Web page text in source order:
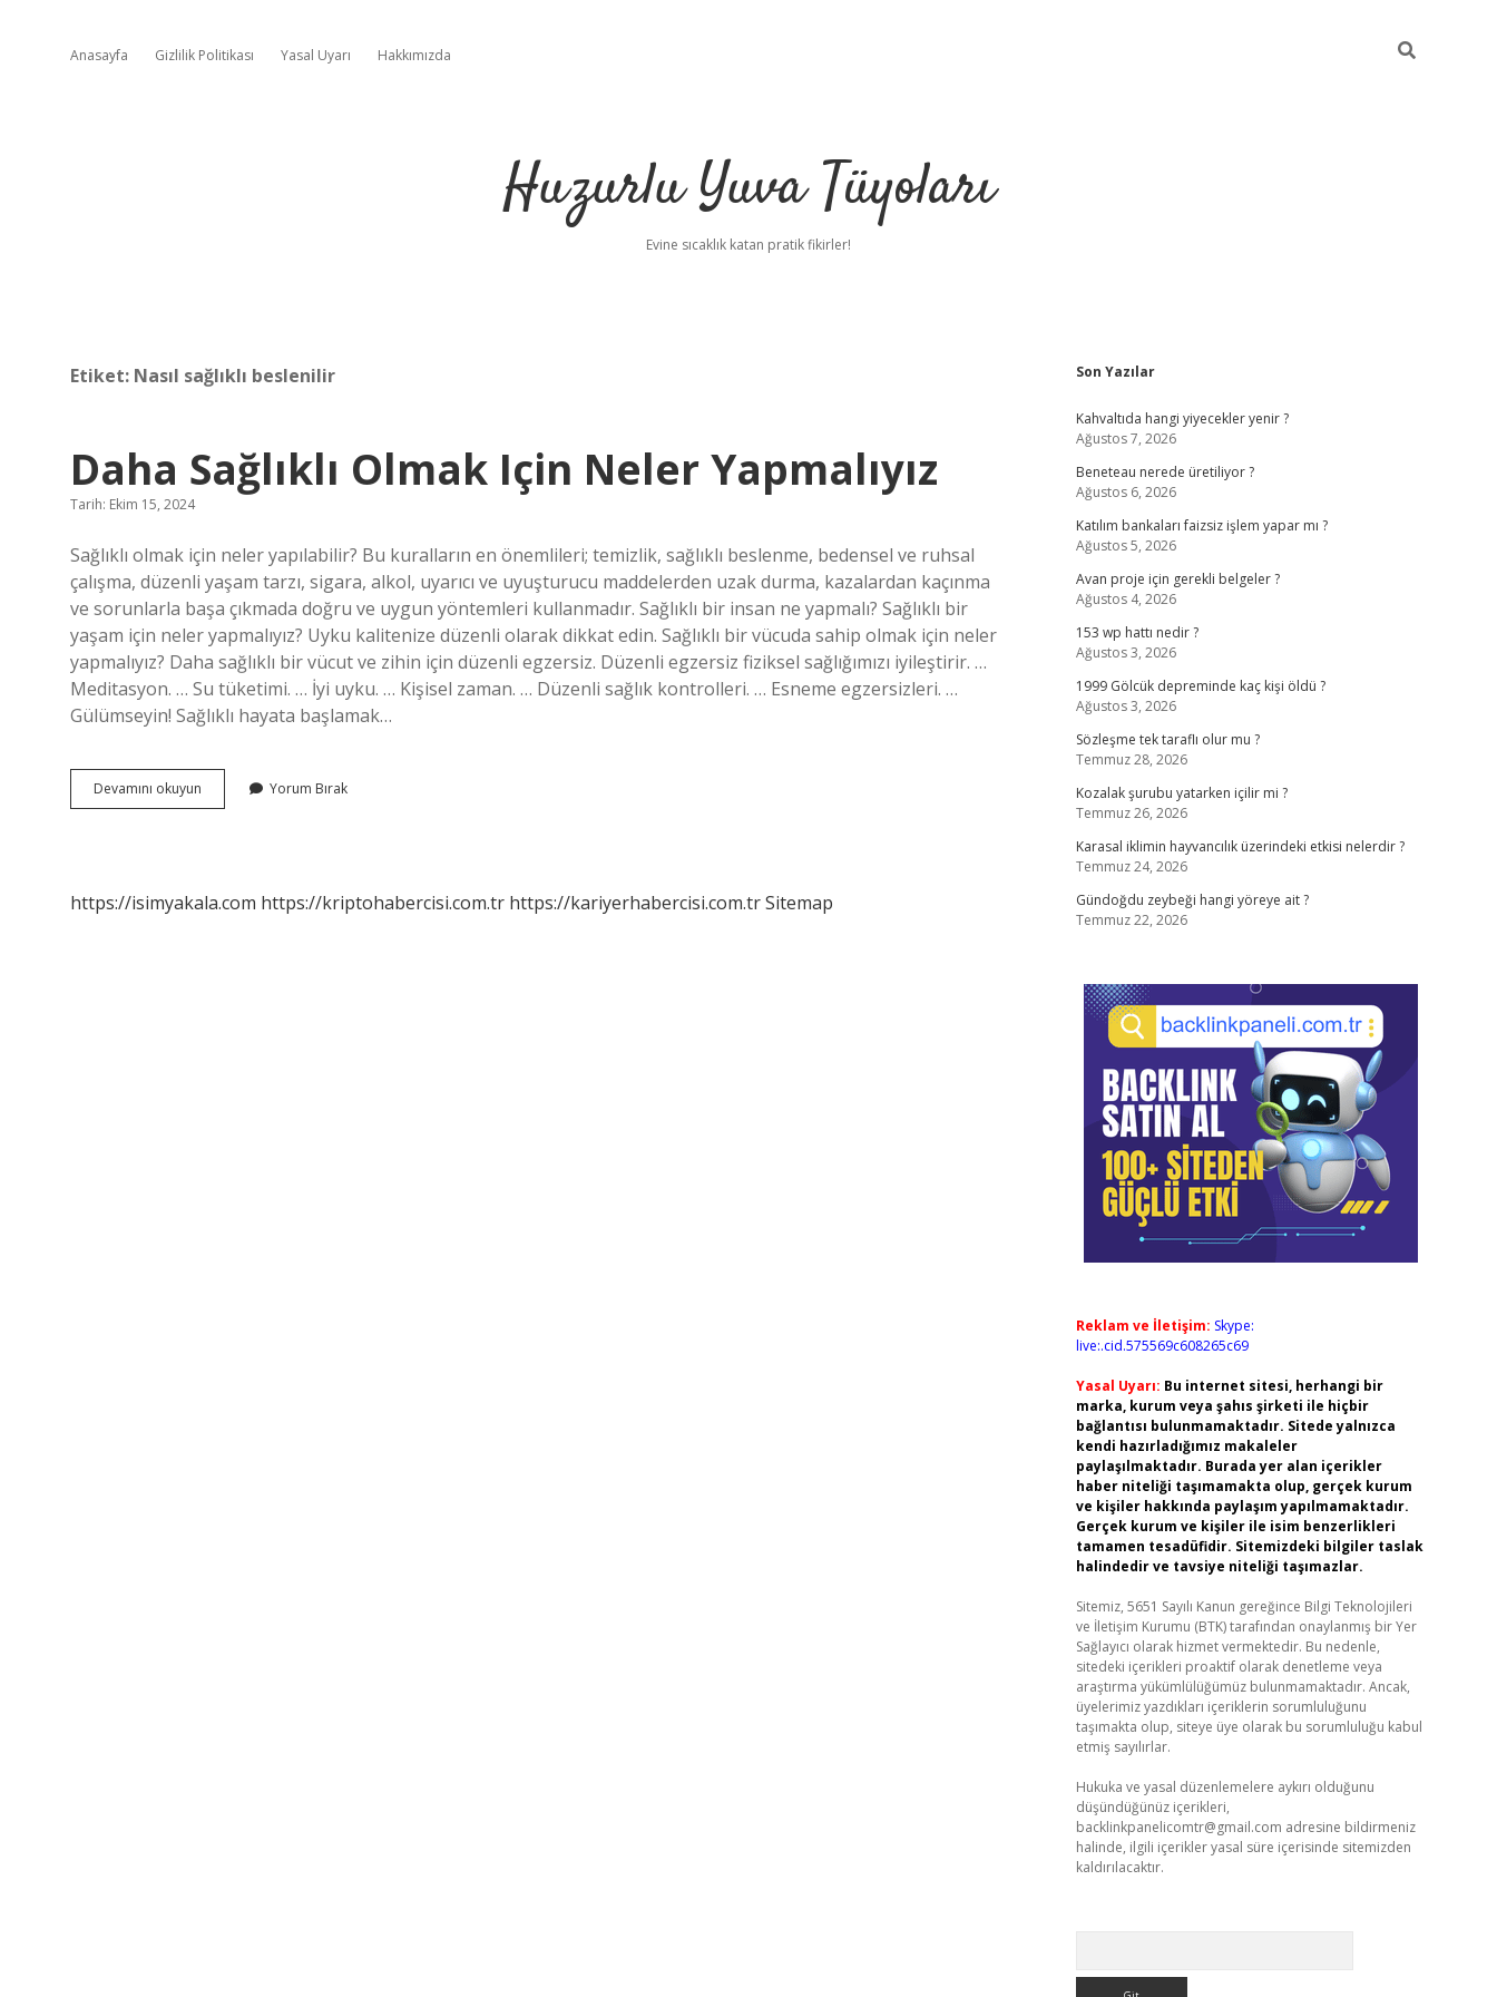
Anasayfa Gizlilik Politikası Yasal Uyarı Hakkımızda
Huzurlu Yuva Tüyoları
Evine sıcaklık katan pratik fikirler!
Etiket: Nasıl sağlıklı beslenilir
Daha Sağlıklı Olmak Için Neler Yapmalıyız
Tarih: Ekim 15, 2024
Sağlıklı olmak için neler yapılabilir? Bu kuralların en önemlileri; temizlik, sağlıklı beslenme, bedensel ve ruhsal
çalışma, düzenli yaşam tarzı, sigara, alkol, uyarıcı ve uyuşturucu maddelerden uzak durma, kazalardan kaçınma
ve sorunlarla başa çıkmada doğru ve uygun yöntemleri kullanmadır. Sağlıklı bir insan ne yapmalı? Sağlıklı bir
yaşam için neler yapmalıyız? Uyku kalitenize düzenli olarak dikkat edin. Sağlıklı bir vücuda sahip olmak için neler
yapmalıyız? Daha sağlıklı bir vücut ve zihin için düzenli egzersiz. Düzenli egzersiz fiziksel sağlığımızı iyileştirir. …
Meditasyon. … Su tüketimi. … İyi uyku. … Kişisel zaman. … Düzenli sağlık kontrolleri. … Esneme egzersizleri. …
Gülümseyin! Sağlıklı hayata başlamak…
Devamını okuyun
Sağlıklı
Yorum Bırak
https://isimyakala.com https://kriptohabercisi.com.tr https://kariyerhabercisi.com.trSitemap
Sidebar
Son Yazılar
Kahvaltıda hangi yiyecekler yenir ?
Ağustos 7, 2026
Beneteau nerede üretiliyor ?
Ağustos 6, 2026
Katılım bankaları faizsiz işlem yapar mı ?
Ağustos 5, 2026
Avan proje için gerekli belgeler ?
Ağustos 4, 2026
153 wp hattı nedir ?
Ağustos 3, 2026
1999 Gölcük depreminde kaç kişi öldü ?
Ağustos 3, 2026
Sözleşme tek taraflı olur mu ?
Temmuz 28, 2026
Kozalak şurubu yatarken içilir mi ?
Temmuz 26, 2026
Karasal iklimin hayvancılık üzerindeki etkisi nelerdir ?
Temmuz 24, 2026
Gündoğdu zeybeği hangi yöreye ait ?
Temmuz 22, 2026
Reklam ve İletişim: Skype:
live:.cid.575569c608265c69
Yasal Uyarı: Bu internet sitesi, herhangi bir
marka, kurum veya şahıs şirketi ile hiçbir
bağlantısı bulunmamaktadır. Sitede yalnızca
kendi hazırladığımız makaleler
paylaşılmaktadır. Burada yer alan içerikler
haber niteliği taşımamakta olup, gerçek kurum
ve kişiler hakkında paylaşım yapılmamaktadır.
Gerçek kurum ve kişiler ile isim benzerlikleri
tamamen tesadüfidir. Sitemizdeki bilgiler taslak
halindedir ve tavsiye niteliği taşımazlar.
Sitemiz, 5651 Sayılı Kanun gereğince Bilgi Teknolojileri
ve İletişim Kurumu (BTK) tarafından onaylanmış bir Yer
Sağlayıcı olarak hizmet vermektedir. Bu nedenle,
sitedeki içerikleri proaktif olarak denetleme veya
araştırma yükümlülüğümüz bulunmamaktadır. Ancak,
üyelerimiz yazdıkları içeriklerin sorumluluğunu
taşımakta olup, siteye üye olarak bu sorumluluğu kabul
etmiş sayılırlar.
Hukuka ve yasal düzenlemelere aykırı olduğunu
düşündüğünüz içerikleri,
backlinkpanelicomtr@gmail.com adresine bildirmeniz
halinde, ilgili içerikler yasal süre içerisinde sitemizden
kaldırılacaktır.